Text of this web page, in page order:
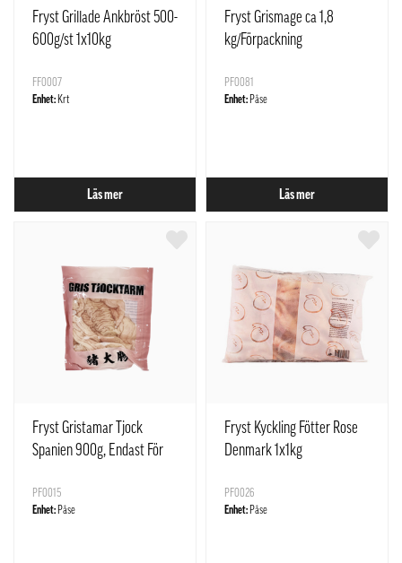
Fryst Grillade Ankbröst 500-
600g/st 1x10kg
FF0007
Enhet: Krt
Läs mer
Fryst Grismage ca 1,8
kg/Förpackning
PF0081
Enhet: Påse
Läs mer
Fryst Gristamar Tjock
Spanien 900g, Endast För
PF0015
Enhet: Påse
Fryst Kyckling Fötter Rose
Denmark 1x1kg
PF0026
Enhet: Påse